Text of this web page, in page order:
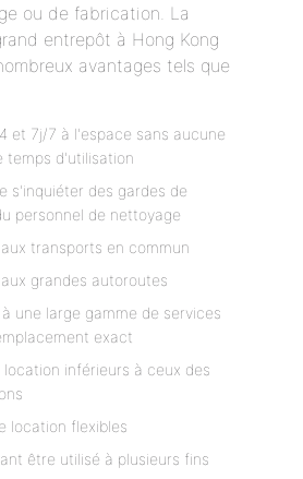
ou de fabrication. La
entrepôt à Hong Kong
avantages tels que
et 7j/7 à l'espace sans aucune
temps d'utilisation
s'inquiéter des gardes de
personnel de nettoyage
transports en commun
grandes autoroutes
une large gamme de services
exact
inférieurs à ceux des
location flexibles
être utilisé à plusieurs fins